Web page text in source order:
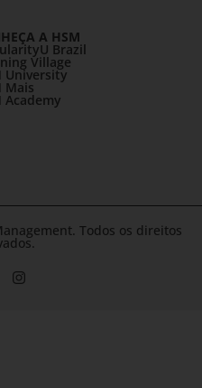
A HSM
Brazil
Village
University
Mais
Academy
Todos os direitos